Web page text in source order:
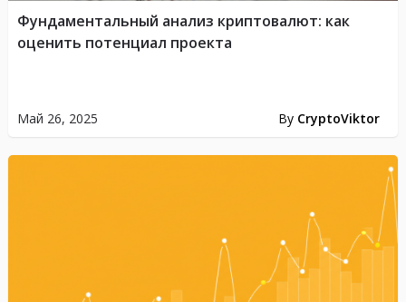
Май 26, 2025 By CryptoViktor
Фундаментальный анализ криптовалют: как
оценить потенциал проекта